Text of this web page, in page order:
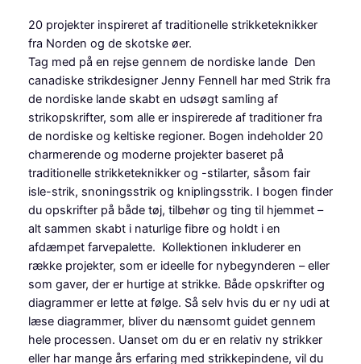
d
i
s
k
e
l
a
n
d
e
a
n
t
a
l
20 projekter inspireret af traditionelle strikketeknikker
fra Norden og de skotske øer.
Tag med på en rejse gennem de nordiske lande Den
canadiske strikdesigner Jenny Fennell har med Strik fra
de nordiske lande skabt en udsøgt samling af
strikopskrifter, som alle er inspirerede af traditioner fra
de nordiske og keltiske regioner. Bogen indeholder 20
charmerende og moderne projekter baseret på
traditionelle strikketeknikker og -stilarter, såsom fair
isle-strik, snoningsstrik og kniplingsstrik. I bogen finder
du opskrifter på både tøj, tilbehør og ting til hjemmet –
alt sammen skabt i naturlige fibre og holdt i en
afdæmpet farvepalette. Kollektionen inkluderer en
række projekter, som er ideelle for nybegynderen – eller
som gaver, der er hurtige at strikke. Både opskrifter og
diagrammer er lette at følge. Så selv hvis du er ny udi at
læse diagrammer, bliver du nænsomt guidet gennem
hele processen. Uanset om du er en relativ ny strikker
eller har mange års erfaring med strikkepindene, vil du